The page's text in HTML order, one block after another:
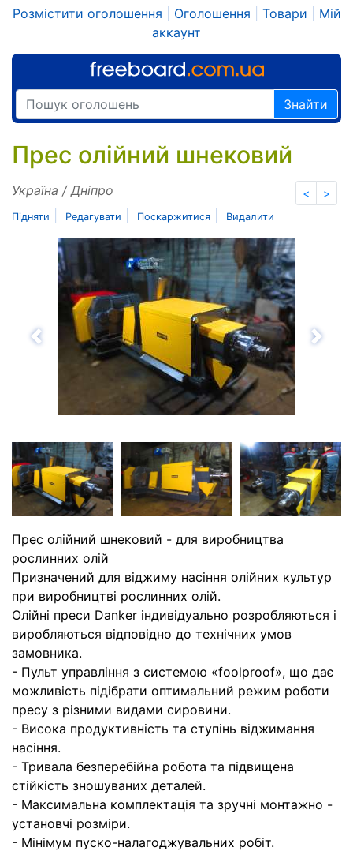
Розмістити оголошення Оголошення Товари
Мій
аккаунт
Знайти
Прес олійний шнековий
< >
Україна / Дніпро
Підняти Редагувати Поскаржитися Видалити
Назад
Прес олійний шнековий - для виробництва
рослинних олій
Призначений для віджиму насіння олійних культур
при виробництві рослинних олій.
Олійні преси Danker індивідуально розробляються і
виробляються відповідно до технічних умов
замовника.
- Пульт управління з системою «foolproof», що дає
можливість підібрати оптимальний режим роботи
пресу з різними видами сировини.
- Висока продуктивність та ступінь віджимання
насіння.
- Тривала безперебійна робота та підвищена
стійкість зношуваних деталей.
- Максимальна комплектація та зручні монтажно -
установчі розміри.
- Мінімум пуско-налагоджувальних робіт.